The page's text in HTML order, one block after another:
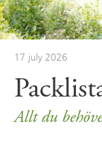
17 july 2026
Allt du